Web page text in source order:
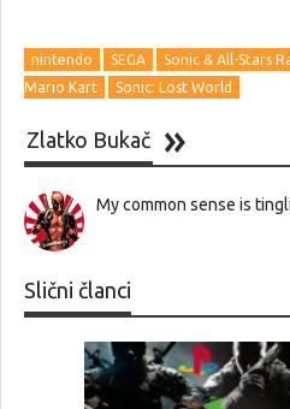
nintendo SEGA Sonic & All-Stars
Mario Kart
Sonic: Lost World
Zlatko Bukač
My common sense is
Slični članci